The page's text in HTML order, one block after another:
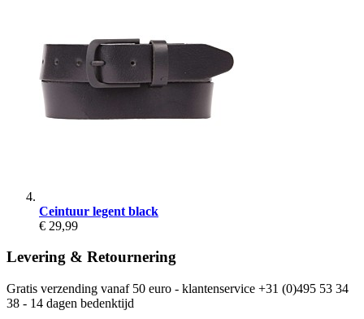
Ceintuur legent black
€ 29,99
Levering & Retournering
Gratis verzending vanaf 50 euro - klantenservice +31 (0)495 53 34
38 - 14 dagen bedenktijd